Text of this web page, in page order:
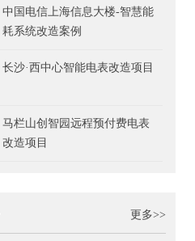
中国电信上海信息大楼-智慧能
耗系统改造案例
长沙·西中心智能电表改造项目
马栏山创智园远程预付费电表
改造项目
更多>>